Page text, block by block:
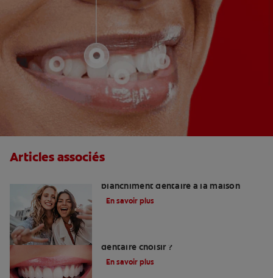
Articles associés
blanchiment dentaire à la maison
En savoir plus
dentaire choisir ?
En savoir plus